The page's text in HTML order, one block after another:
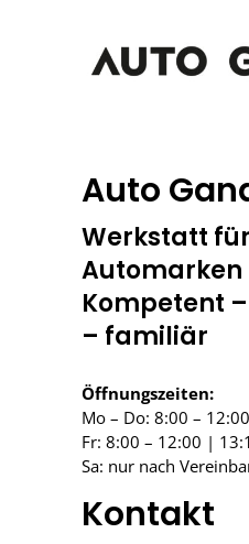
Auto
Werkstatt
Automarken
Kompetent
– familiär
Öffnungszeiten:
Mo – Do: 8:00 –
Fr: 8:00 – 12:00 |
Sa: nur nach
Kontakt